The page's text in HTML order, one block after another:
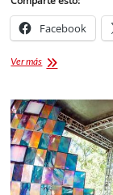
Facebook
Ver másBahidorá
Naturaleza,
música
y
un
hospedaje
inmersivo